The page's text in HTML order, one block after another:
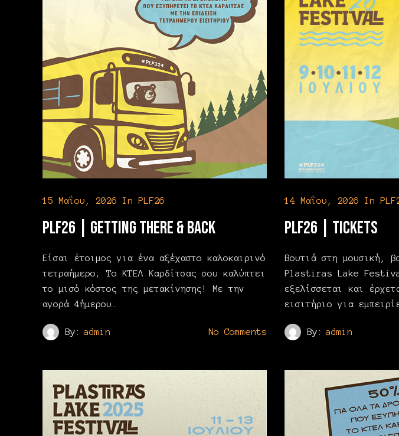
15 Μαΐου, 2026 In PLF26
PLF26 | Getting There & Back
Είσαι έτοιμος για ένα αξέχαστο καλοκαιρινό
τετραήμερο; Το ΚΤΕΛ Καρδίτσας σου καλύπτει
το μισό κόστος της μετακίνησης! Με την
αγορά 4ήμερου…
By: admin No Comments
14 Μαΐου, 2026 In
PLF26 | Tickets
Βουτιά στη μουσική,
Plastiras Lake
εξελίσσεται και
εισιτήριο για
By: admin